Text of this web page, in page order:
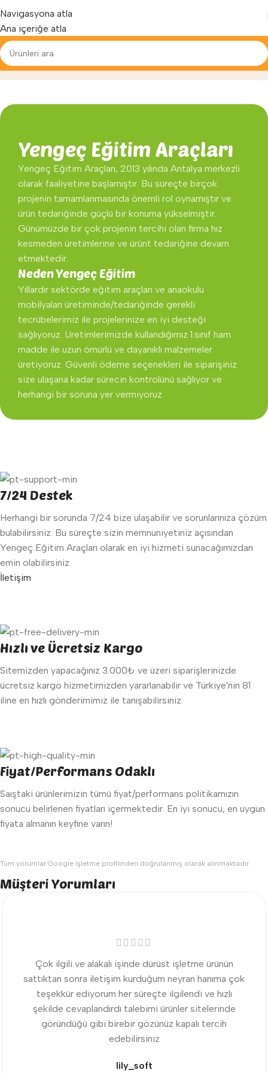
Navigasyona atla
Ana içeriğe atla
Yenilenen arayüzümüz ile hizmetinizdeyiz...
HakkımızdaAna Sayfa»Hakkımızda
Yengeç Eğitim Araçları
Yengeç Eğitim Araçları, 2013 yılında Antalya merkezli
olarak faaliyetine başlamıştır. Bu süreçte birçok
projenin tamamlanmasında önemli rol oynamıştır ve
ürün tedariğinde güçlü bir konuma yükselmiştir.
Günümüzde bir çok projenin tercihi olan firma hız
kesmeden üretimlerine ve ürünt tedariğine devam
etmektedir.
Neden Yengeç Eğitim
Yıllardır sektörde eğitim araçları ve anaokulu
mobilyaları üretiminde/tedariğinde gerekli
tecrübelerimiz ile projelerinize en iyi desteği
sağlıyoruz. Üretimlerimizde kullandığımız 1.sınıf ham
madde ile uzun ömürlü ve dayanıklı malzemeler
üretiyoruz. Güvenli ödeme seçenekleri ile siparişiniz
size ulaşana kadar sürecin kontrolünü sağlıyor ve
herhangi bir soruna yer vermiyoruz.
7/24 Destek
Herhangi bir sorunda 7/24 bize ulaşabilir ve sorunlarınıza çözüm
bulabilirsiniz. Bu süreçte sizin memnuniyetiniz açısından
Yengeç Eğitim Araçları olarak en iyi hizmeti sunacağımızdan
emin olabilirsiniz.
İletişim
Hızlı ve Ücretsiz Kargo
Sitemizden yapacağınız 3.000₺ ve üzeri siparişlerinizde
ücretsiz kargo hizmetimizden yararlanabilir ve Türkiye'nin 81
iline en hızlı gönderimimiz ile tanışabilirsiniz.
Fiyat/Performans Odaklı
Saıştaki ürünlerimizin tümü fiyat/performans politikamızın
sonucu belirlenen fiyatları içermektedir. En iyi sonucu, en uygun
fiyata almanın keyfine varın!
Tüm yorumlar Google işletme profilinden doğrulanmış olarak alınmaktadır.
Müşteri Yorumları
Çok ilgili ve alakalı işinde dürüst işletme ürünün
sattıktan sonra iletişim kurduğum neyran hanıma çok
teşekkür ediyorum her süreçte ilgilendi ve hızlı
şekilde cevaplandırdı talebimi ürünler sitelerinde
göründüğü gibi birebir gözünüz kapalı tercih
edebilirsiniz
lily_soft